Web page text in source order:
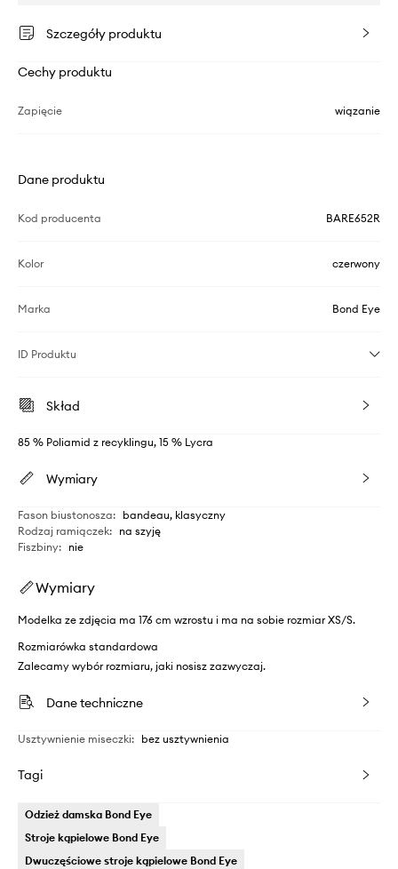
Szczegóły produktu
Cechy produktu
Zapięcie wiązanie
Dane produktu
Kod producenta BARE652R
Kolor czerwony
Marka Bond Eye
ID Produktu
Skład
85 % Poliamid z recyklingu, 15 % Lycra
Wymiary
Fason biustonosza: bandeau, klasyczny
Rodzaj ramiączek: na szyję
Fiszbiny: nie
Wymiary
Modelka ze zdjęcia ma 176 cm wzrostu i ma na sobie rozmiar XS/S.
Rozmiarówka standardowa
Zalecamy wybór rozmiaru, jaki nosisz zazwyczaj.
Dane techniczne
Usztywnienie miseczki: bez usztywnienia
Tagi
Odzież damska Bond Eye
Stroje kąpielowe Bond Eye
Dwuczęściowe stroje kąpielowe Bond Eye